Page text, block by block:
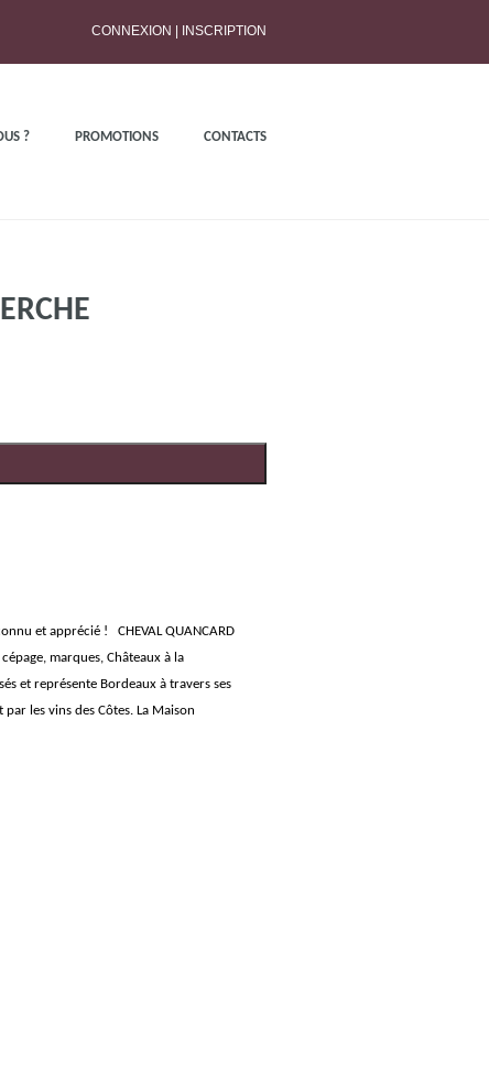
CONNEXION INSCRIPTION
? PROMOTIONS CONTACTS
et apprécié ! CHEVAL QUANCARD
marques, Châteaux à la
et représente Bordeaux à travers ses
les vins des Côtes. La Maison